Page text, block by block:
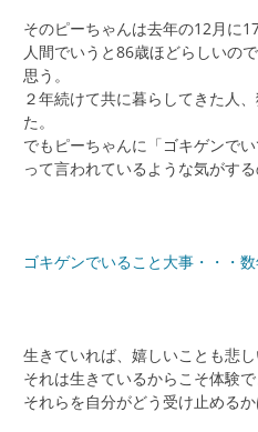
そのピーちゃんは去年の12月に
人間でいうと86歳ほどらしいの
思う。
２年続けて共に暮らしてきた人
た。
でもピーちゃんに「ゴキゲンで
って言われているような気がする
ゴキゲンでいること大事・・・
生きていれば、嬉しいことも悲し
それは生きているからこそ体験
それらを自分がどう受け止めるか